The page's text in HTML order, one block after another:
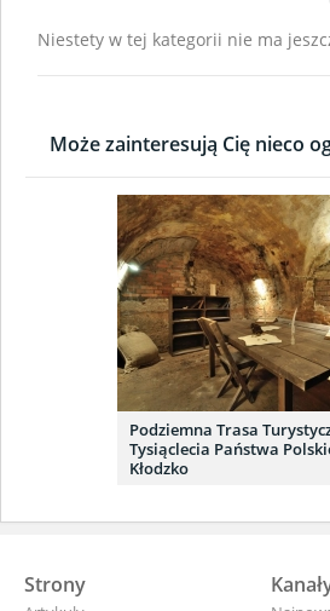
Niestety w tej kategorii nie ma
Może zainteresują Cię nieco
Podziemna Trasa
Tysiąclecia Państwa
Kłodzko
Strony